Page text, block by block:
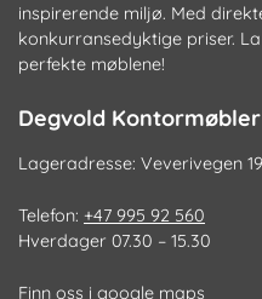
inspirerende miljø. Med
konkurransedyktige priser.
perfekte møblene!
Degvold Kontormøbler
Lageradresse: Veverivegen
Telefon: +47 995 92 560
Hverdager 07.30 – 15.30
Finn oss i google maps